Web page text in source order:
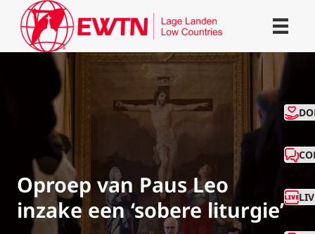
Oproep van Paus Leo
inzake een ‘sobere liturgie’